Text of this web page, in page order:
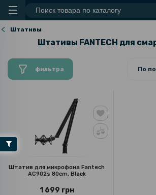
Штативы
Штативы FANTECH для
фильтра По
Штатив для микрофона Fantech
AC902s 80cm, Black
1 699 грн